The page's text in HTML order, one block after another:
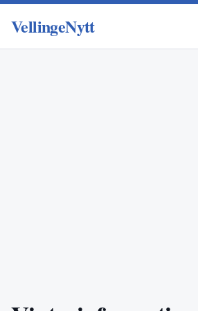
VellingeNytt